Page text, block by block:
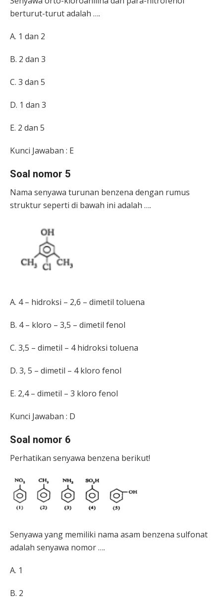
berturut-turut adalah ….
A. 1 dan 2
B. 2 dan 3
C. 3 dan 5
D. 1 dan 3
E. 2 dan 5
Kunci Jawaban : E
Soal nomor 5
Nama senyawa turunan benzena dengan rumus
struktur seperti di bawah ini adalah ….
A. 4 – hidroksi – 2,6 – dimetil toluena
B. 4 – kloro – 3,5 – dimetil fenol
C. 3,5 – dimetil – 4 hidroksi toluena
D. 3, 5 – dimetil – 4 kloro fenol
E. 2,4 – dimetil – 3 kloro fenol
Kunci Jawaban : D
Soal nomor 6
Perhatikan senyawa benzena berikut!
Senyawa yang memiliki nama asam benzena sulfonat
adalah senyawa nomor ….
A. 1
B. 2